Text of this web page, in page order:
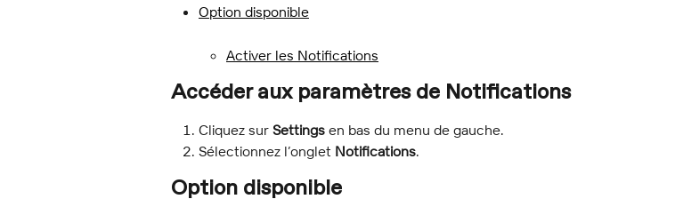
Option disponible
Activer les Notifications
Accéder aux paramètres de Notifications
Cliquez sur Settings en bas du menu de gauche.
Sélectionnez l’onglet Notifications.
Option disponible